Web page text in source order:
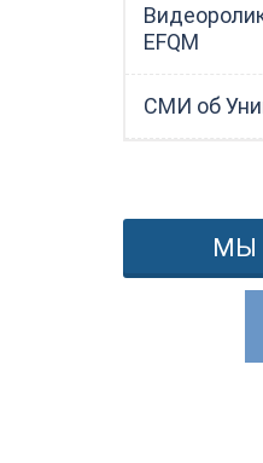
EFQM
СМИ об
МЫ